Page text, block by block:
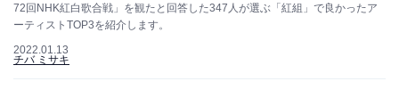
72回NHK紅白歌合戦」を観たと回答した347人が選ぶ「紅組」で良かったア
ーティストTOP3を紹介します。
2022.01.13
チバ ミサキ